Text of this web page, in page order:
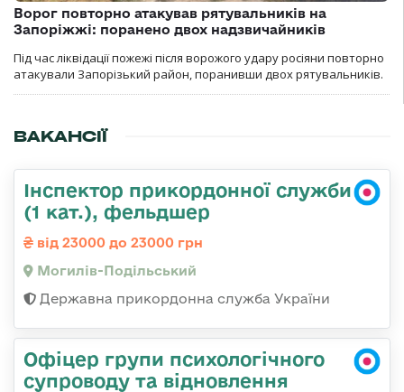
Ворог повторно атакував рятувальників на
Запоріжжі: поранено двох надзвичайників
Під час ліквідації пожежі після ворожого удару росіяни повторно
атакували Запорізький район, поранивши двох рятувальників.
ВАКАНСІЇ
Інспектор прикордонної служби
(1 кат.), фельдшер
від 23000 до 23000 грн
Могилів-Подільський
Державна прикордонна служба України
Офіцер групи психологічного
супроводу та відновлення